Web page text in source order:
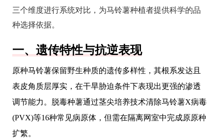
三个维度进行系统对比，为马铃薯种植者提供科学的品
种选择依据。
一、遗传特性与抗逆表现
原种马铃薯保留野生种质的遗传多样性，其根系发达且
表皮角质层厚实，在干旱胁迫条件下表现出更强的渗透
调节能力。脱毒种薯通过茎尖培养技术清除马铃薯X病毒
(PVX)等16种常见病原体，但需在隔离网室中完成原原种
扩繁。